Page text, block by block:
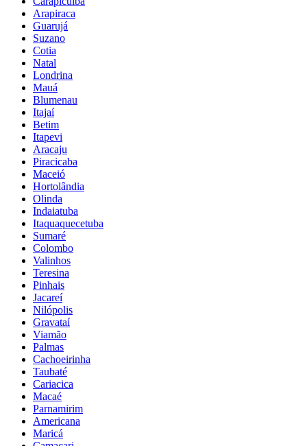
Arapiraca
Guarujá
Suzano
Cotia
Natal
Londrina
Mauá
Blumenau
Itajaí
Betim
Itapevi
Aracaju
Piracicaba
Maceió
Hortolândia
Olinda
Indaiatuba
Itaquaquecetuba
Sumaré
Colombo
Valinhos
Teresina
Pinhais
Jacareí
Nilópolis
Gravataí
Viamão
Palmas
Cachoeirinha
Taubaté
Cariacica
Macaé
Parnamirim
Americana
Maricá